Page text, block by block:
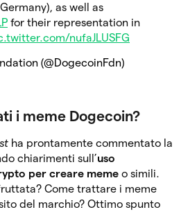
Germany), as well as
for their representation in
nufaJLUSFG
(@DogecoinFdn)
i meme Dogecoin?
ha prontamente commentato la
chiarimenti sull’uso
per creare meme o simili.
Come trattare i meme
del marchio? Ottimo spunto